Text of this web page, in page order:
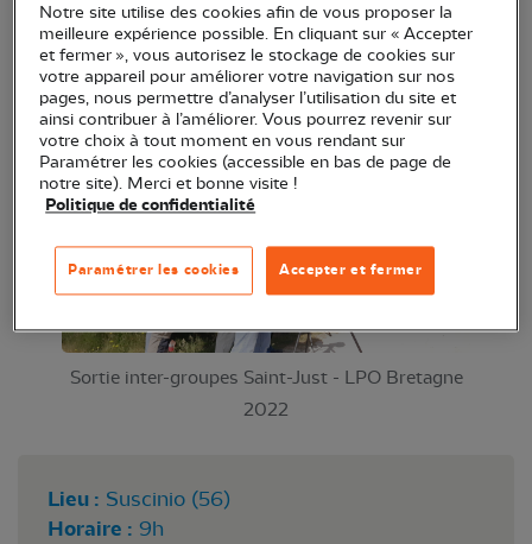
Sensible, vous aurez peut-être la chance d'observer
la Gorgebleue à miroir et autres oiseaux du marais
lors de cette sortie. N'hésitez pas à vous inscrire !
Bonnes observations !
Sortie inter-groupes Saint-Just - LPO Bretagne
2022
Lieu : Suscinio (56)
Horaire : 9h
Notre site utilise des cookies afin de vous proposer la
meilleure expérience possible. En cliquant sur « Accepter
et fermer », vous autorisez le stockage de cookies sur
votre appareil pour améliorer votre navigation sur nos
pages, nous permettre d’analyser l’utilisation du site et
ainsi contribuer à l’améliorer. Vous pourrez revenir sur
votre choix à tout moment en vous rendant sur
Paramétrer les cookies (accessible en bas de page de
notre site). Merci et bonne visite !
Politique de confidentialité
Accepter et fermer
Paramétrer les cookies